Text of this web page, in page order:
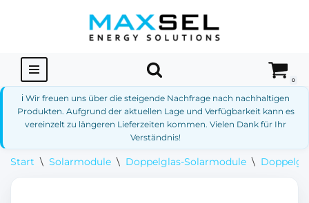
springen
0
ℹ️ Wir freuen uns über die steigende Nachfrage nach nachhaltigen
Produkten. Aufgrund der aktuellen Lage und Verfügbarkeit kann es
vereinzelt zu längeren Lieferzeiten kommen. Vielen Dank für Ihr
Verständnis!
Start \ Solarmodule \ Doppelglas-Solarmodule \